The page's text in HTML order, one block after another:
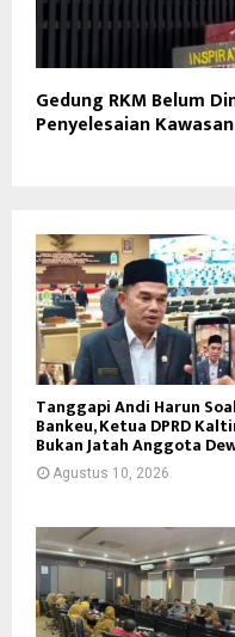
Gedung RKM Belum
Penyelesaian Kawasan
Tanggapi Andi Harun Soal
Bankeu, Ketua DPRD
Bukan Jatah Anggota
Agustus 10, 2026